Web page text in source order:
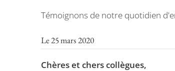
Témoignons de notre quotidien
Le 25 mars 2020
Chères et chers collègues,